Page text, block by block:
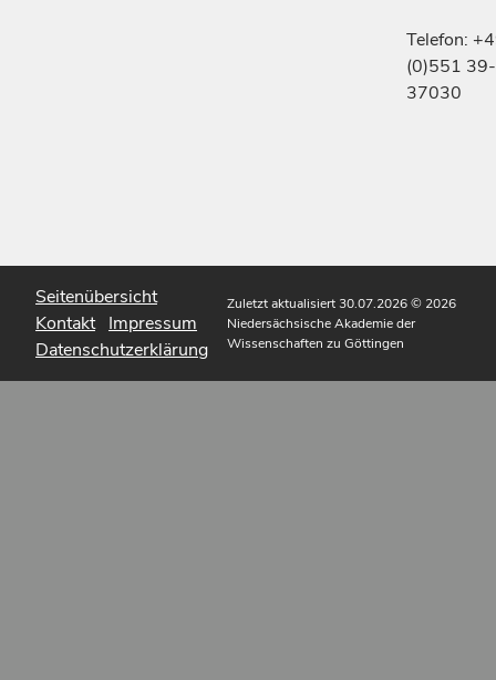
Telefon:
(0)551 39-
37030
Seitenübersicht
Kontakt Impressum
Datenschutzerklärung
Zuletzt aktualisiert 30.07.2026© 2026
Niedersächsische Akademie der
Wissenschaften zu Göttingen